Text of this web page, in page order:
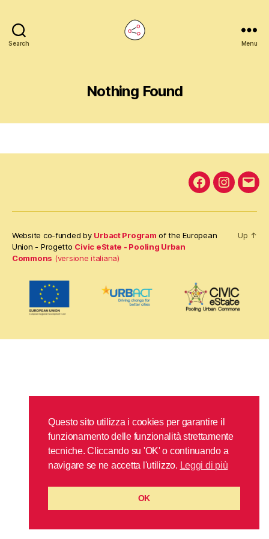
Search Menu
Nothing Found
Facebook
Website co-funded by Urbact Program of the European
Union - Progetto Civic eState - Pooling Urban
Commons (versione italiana)
Up ↑
Questo sito utilizza i cookies per garantire il
funzionamento delle funzionalità strettamente
tecniche. Cliccando su 'OK' o continuando a
navigare se ne accetta l'utilizzo. Leggi di più
OK